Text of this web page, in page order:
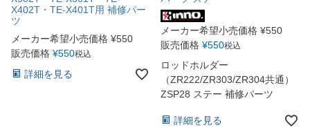
X402T・TE-X401T用 補修パー
ツ
メーカー希望小売価格 ¥550
販売価格 ¥550税込
詳細を見る
メーカー希望小売価格 ¥550
販売価格 ¥550税込
ロッドホルダー
（ZR222/ZR303/ZR304共通）
ZSP28 ステー 補修パーツ
詳細を見る